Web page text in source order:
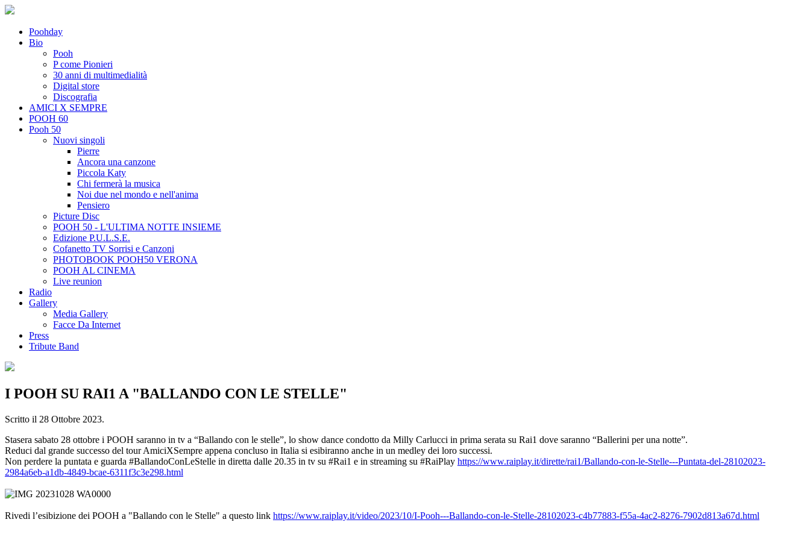
Poohday
Bio
Pooh
P come Pionieri
30 anni di multimedialità
Digital store
Discografia
AMICI X SEMPRE
POOH 60
Pooh 50
Nuovi singoli
Pierre
Ancora una canzone
Piccola Katy
Chi fermerà la musica
Noi due nel mondo e nell'anima
Pensiero
Picture Disc
POOH 50 - L'ULTIMA NOTTE INSIEME
Edizione P.U.L.S.E.
Cofanetto TV Sorrisi e Canzoni
PHOTOBOOK POOH50 VERONA
POOH AL CINEMA
Live reunion
Radio
Gallery
Media Gallery
Facce Da Internet
Press
Tribute Band
I POOH SU RAI1 A "BALLANDO CON LE STELLE"
Scritto il 28 Ottobre 2023.
Stasera sabato 28 ottobre i POOH saranno in tv a “Ballando con le stelle”, lo show dance condotto da Milly Carlucci in prima serata su Rai1 dove saranno “Ballerini per una notte”.
Reduci dal grande successo del tour AmiciXSempre appena concluso in Italia si esibiranno anche in un medley dei loro successi.
Non perdere la puntata e guarda #BallandoConLeStelle in diretta dalle 20.35 in tv su #Rai1 e in streaming su #RaiPlay https://www.raiplay.it/dirette/rai1/Ballando-con-le-Stelle---Puntata-del-28102023-
2984a6eb-a1db-4849-bcae-6311f3c3e298.html
Rivedi l’esibizione dei POOH a "Ballando con le Stelle" a questo link https://www.raiplay.it/video/2023/10/I-Pooh---Ballando-con-le-Stelle-28102023-c4b77883-f55a-4ac2-8276-7902d813a67d.html